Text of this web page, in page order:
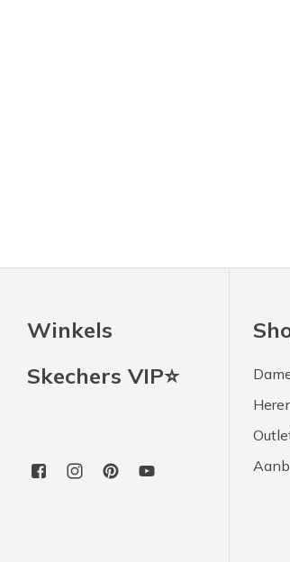
Winkels
Skechers VIP⭐